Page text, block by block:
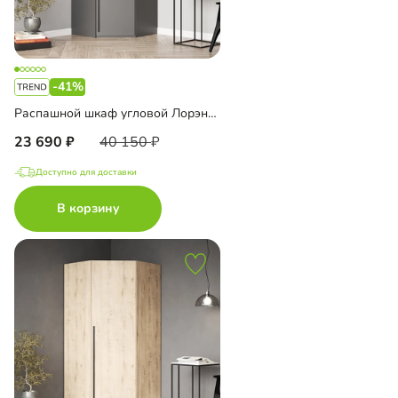
-41%
Распашной шкаф угловой Лорэна-900
23 690 40 150
Доступно для доставки
В корзину